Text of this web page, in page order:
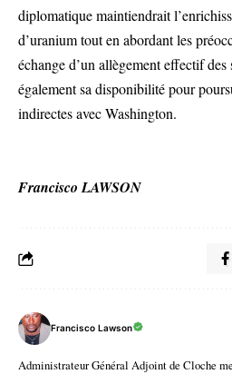
diplomatique maintiendrait
d’uranium tout en abordant les
échange d’un allègement effectif
également sa disponibilité pour
indirectes avec Washington.
Francisco LAWSON
Francisco Lawson
Administrateur Général Adjoint de Cloche